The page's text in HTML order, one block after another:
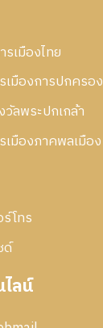
เมืองไทย
เมืองการปกครอง
ลพระปกเกล้า
มืองภาคพลเมือง
โทร
ด์
ลน์